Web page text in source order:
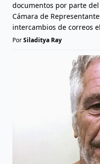
documentos por parte
Cámara de
intercambios de correos
PorSiladitya Ray